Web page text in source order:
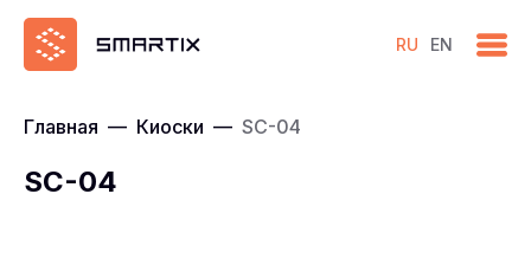
RU EN
Главная — Киоски — SC-04
SC-04